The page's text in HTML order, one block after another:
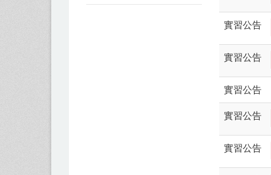
實習公告
實習公告
實習公告
實習公告
實習公告